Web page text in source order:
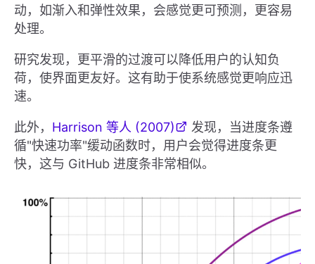
动，如渐入和弹性效果，会感觉更可预测，更容易
处理。
研究发现，更平滑的过渡可以降低用户的认知负
荷，使界面更友好。这有助于使系统感觉更响应迅
速。
此外， Harrison 等人 (2007)
发现，当进度条遵
循"快速功率"缓动函数时，用户会觉得进度条更
快，这与 GitHub 进度条非常相似。